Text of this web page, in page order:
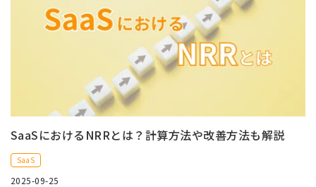
SaaSにおけるNRRとは？計算方法や改善方法も解説
SaaS
2025-09-25